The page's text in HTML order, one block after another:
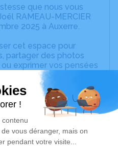
que nous vous
RAMEAU-MERCIER
2025 à Auxerre.
cet espace pour
partager des photos
exprimer vos pensées
textes. Cet endroit
à honorer la
MERCIER.
hommage est